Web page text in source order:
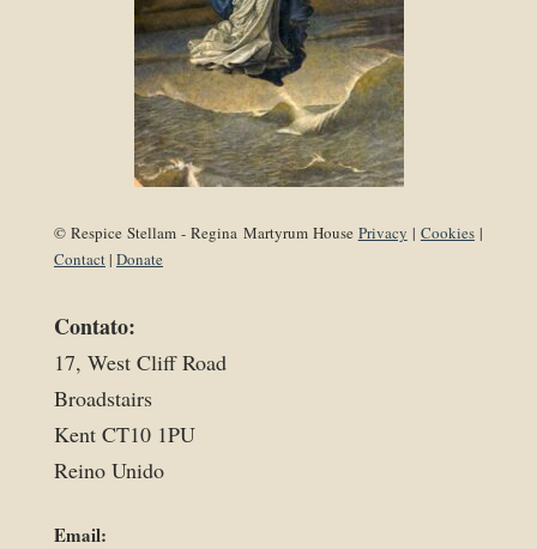
© Respice Stellam - Regina Martyrum House Privacy | Cookies|
Contact| Donate
Contato:
17, West Cliff Road
Broadstairs
Kent CT10 1PU
Reino Unido
Email: